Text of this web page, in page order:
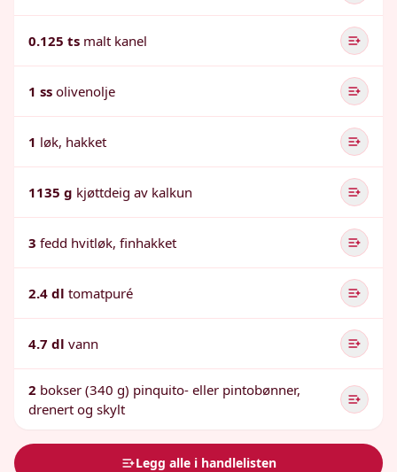
0.125 ts malt kanel
1 ss olivenolje
1 løk, hakket
1135 g kjøttdeig av kalkun
3 fedd hvitløk, finhakket
2.4 dl tomatpuré
4.7 dl vann
2 bokser (340 g) pinquito- eller pintobønner,
drenert og skylt
Legg alle i handlelisten